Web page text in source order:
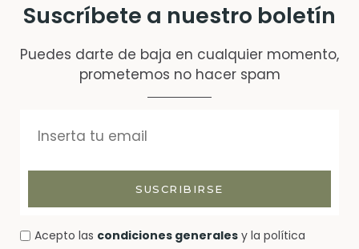
Suscríbete a nuestro boletín
Puedes darte de baja en cualquier momento,
prometemos no hacer spam
SUSCRIBIRSE
Acepto las condiciones generales y la política